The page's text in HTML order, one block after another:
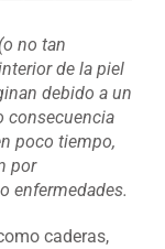
no tan
de la piel
debido a un
consecuencia
poco tiempo,
por
enfermedades.
caderas,